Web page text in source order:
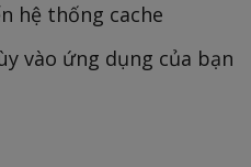
hệ thống cache
vào ứng dụng của bạn